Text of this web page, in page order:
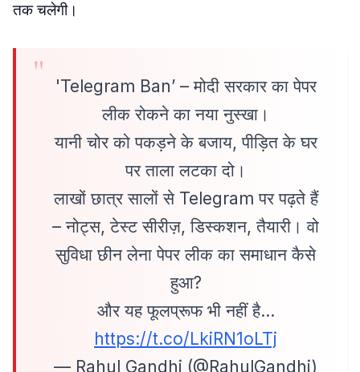
तक चलेगी।
'Telegram Ban’ – मोदी सरकार का पेपर
लीक रोकने का नया नुस्खा।
यानी चोर को पकड़ने के बजाय, पीड़ित के घर
पर ताला लटका दो।
लाखों छात्र सालों से Telegram पर पढ़ते हैं
– नोट्स, टेस्ट सीरीज़, डिस्कशन, तैयारी। वो
सुविधा छीन लेना पेपर लीक का समाधान कैसे
हुआ?
और यह फूलप्रूफ भी नहीं है…
https://t.co/LkiRN1oLTj
— Rahul Gandhi (@RahulGandhi)